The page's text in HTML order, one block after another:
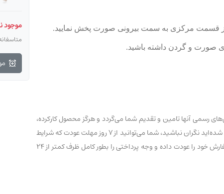
از قسمت مرکزی به سمت بیرونی صورت پخش نمایید.
صورت و گردن داشته باشید.
رسمی آنها تامین و تقدیم شما می‌گردد و هرگز محصول کارکرده،
بدون تاریخ و یا تقلبی با عناوین درجه یک و… در این فروشگاه عرضه نشده و نخواهد شد. اگر به تازگی با ما آشنا شده‌اید نگران نباشید، شما می‌توانید از 7 روز مهلت عودت که شرایط
آن بطور کامل در اینجا درج شده استفاده کرده و در صورت وجود هرگونه مشکل مطابق بندهای شرایط عودت، سفارش خود را عودت داده و وجه پرداختی را بطور کامل ظرف کمتر از ۲۴